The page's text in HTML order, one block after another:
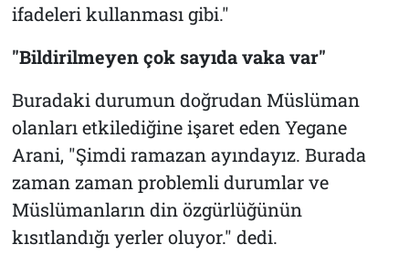
ifadeleri kullanması gibi."
"Bildirilmeyen çok sayıda vaka var"
Buradaki durumun doğrudan Müslüman
olanları etkilediğine işaret eden Yegane
Arani, "Şimdi ramazan ayındayız. Burada
zaman zaman problemli durumlar ve
Müslümanların din özgürlüğünün
kısıtlandığı yerler oluyor." dedi.